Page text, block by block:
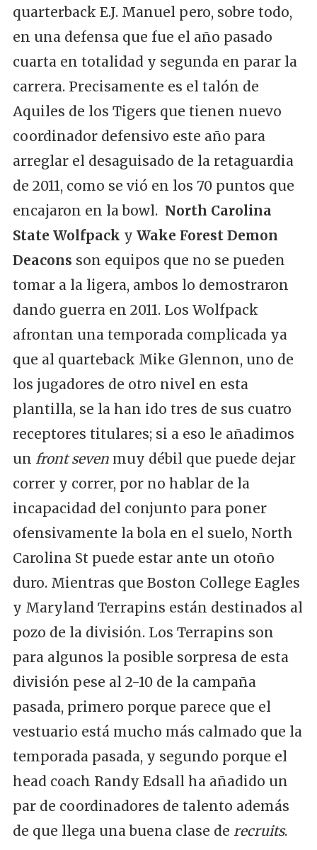
quarterback E.J. Manuel pero, sobre todo,
en una defensa que fue el año pasado
cuarta en totalidad y segunda en parar la
carrera. Precisamente es el talón de
Aquiles de los Tigers que tienen nuevo
coordinador defensivo este año para
arreglar el desaguisado de la retaguardia
de 2011, como se vió en los 70 puntos que
encajaron en la bowl. North Carolina
State Wolfpack y Wake Forest Demon
Deacons son equipos que no se pueden
tomar a la ligera, ambos lo demostraron
dando guerra en 2011. Los Wolfpack
afrontan una temporada complicada ya
que al quarteback Mike Glennon, uno de
los jugadores de otro nivel en esta
plantilla, se la han ido tres de sus cuatro
receptores titulares; si a eso le añadimos
un front sevenmuy débil que puede dejar
correr y correr, por no hablar de la
incapacidad del conjunto para poner
ofensivamente la bola en el suelo, North
Carolina St puede estar ante un otoño
duro. Mientras que Boston College Eagles
y Maryland Terrapins están destinados al
pozo de la división. Los Terrapins son
para algunos la posible sorpresa de esta
división pese al 2-10 de la campaña
pasada, primero porque parece que el
vestuario está mucho más calmado que la
temporada pasada, y segundo porque el
head coach Randy Edsall ha añadido un
par de coordinadores de talento además
de que llega una buena clase de recruits.